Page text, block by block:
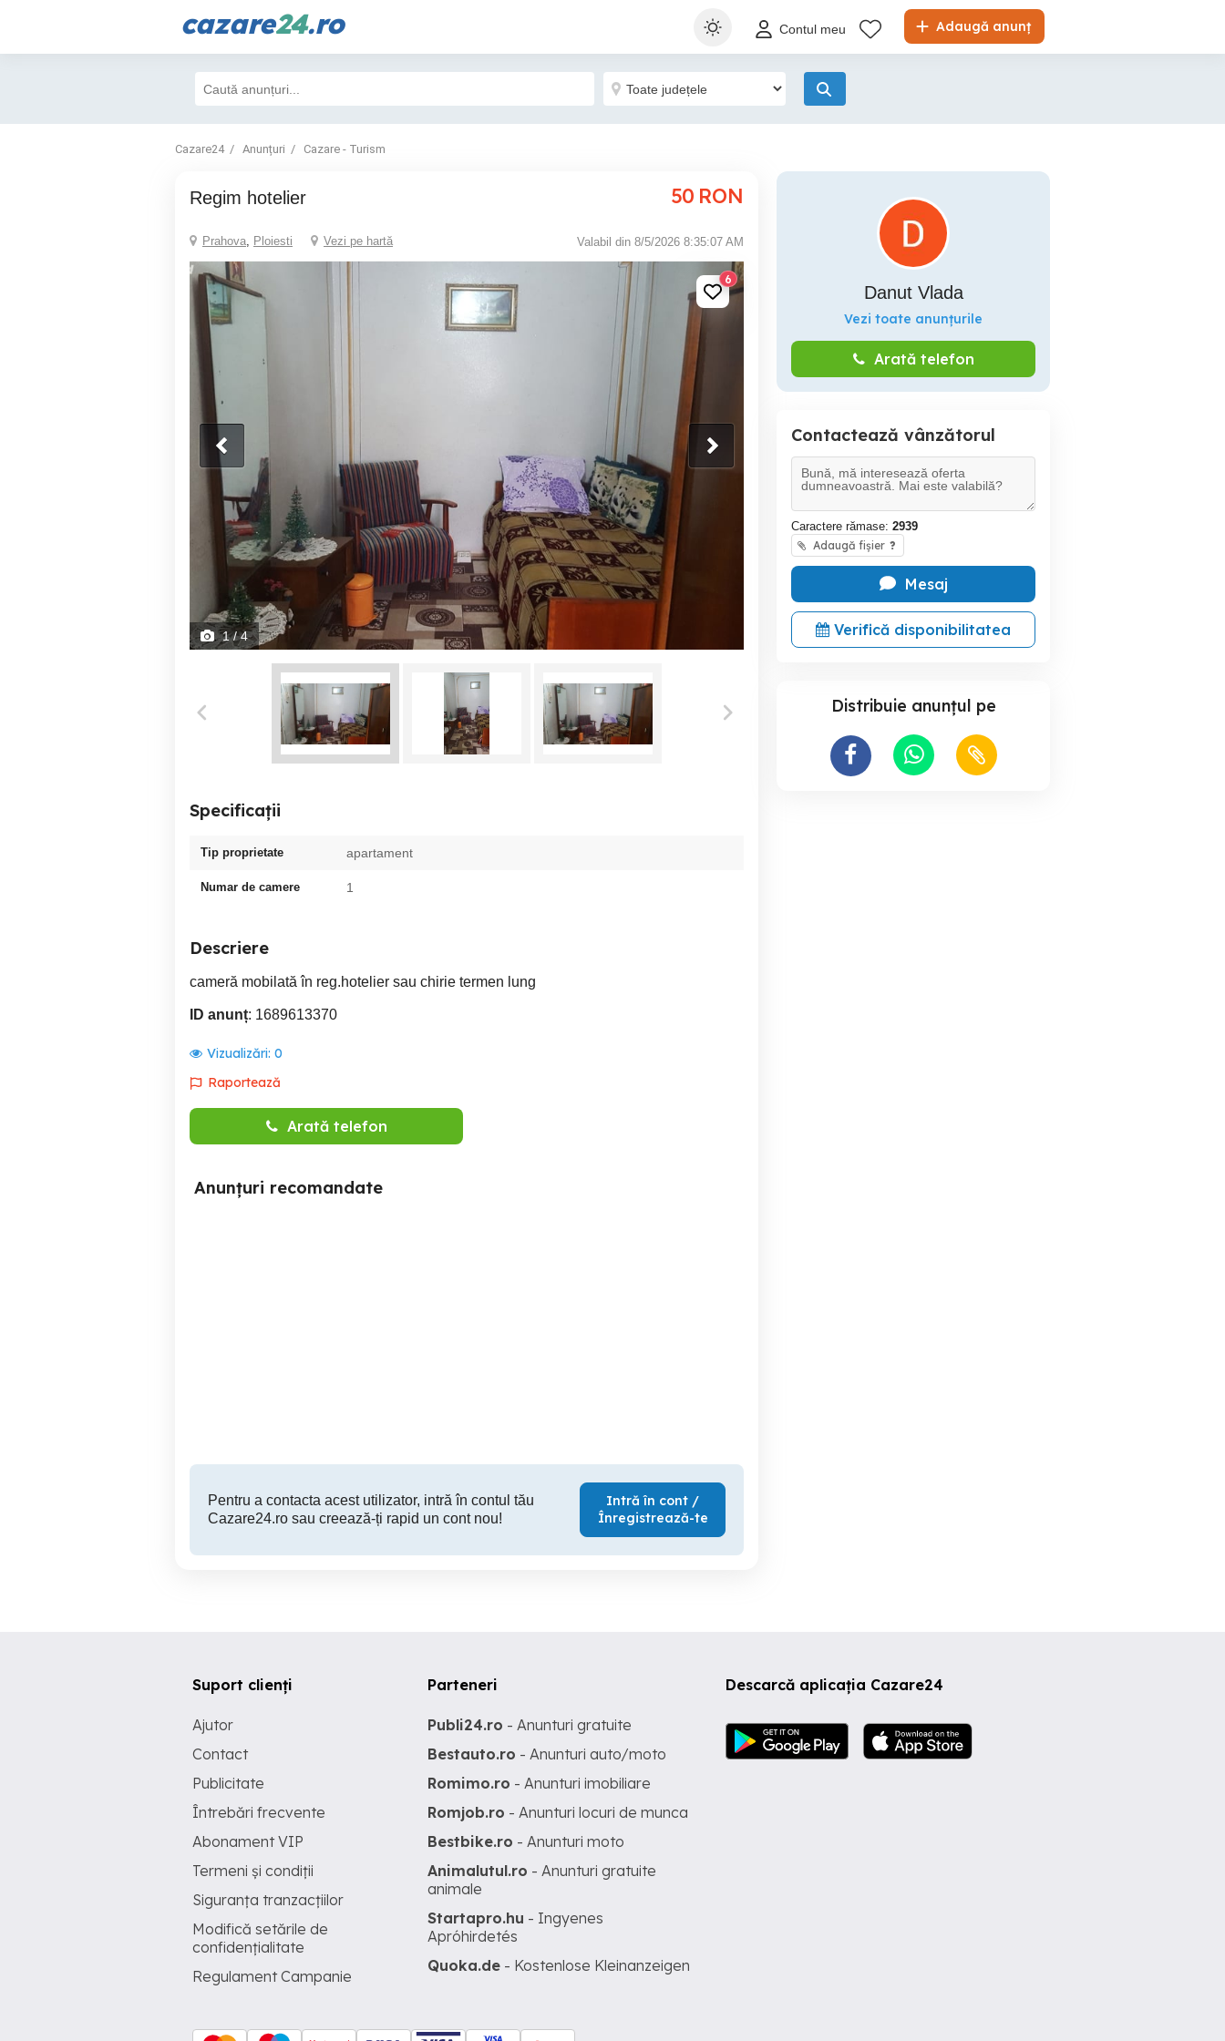
cazare24.ro Adaugă anunț
Contul meu
Cazare24 Anunțuri Cazare - Turism
Regim hotelier 50 RON
Prahova, Ploiesti Vezi pe hartă Valabil din 8/5/2026 8:35:07 AM
6
1/ 4
Specificații
Tip proprietate apartament
Numar de camere 1
Descriere
cameră mobilată în reg.hotelier sau chirie termen lung
ID anunț: 1689613370
Vizualizări: 0
Raportează
Arată telefon
Anunțuri recomandate
Pentru a contacta acest utilizator, intră în contul tău
Cazare24.ro sau creează-ți rapid un cont nou!
Intră în cont /
Înregistrează-te
Danut Vlada
Vezi toate anunțurile
Arată telefon
Contactează vânzătorul
Caractere rămase: 2939
Adaugă fișier ?
Mesaj
Verifică disponibilitatea
Distribuie anunțul pe
Descarcă aplicația Cazare24
Suport clienți
Ajutor
Contact
Publicitate
Întrebări frecvente
Abonament VIP
Termeni și condiții
Siguranța tranzacțiilor
Modifică setările de
confidențialitate
Regulament Campanie
Parteneri
Publi24.ro - Anunturi gratuite
Bestauto.ro - Anunturi auto/moto
Romimo.ro - Anunturi imobiliare
Romjob.ro - Anunturi locuri de munca
Bestbike.ro - Anunturi moto
Animalutul.ro - Anunturi gratuite
animale
Startapro.hu - Ingyenes
Apróhirdetés
Quoka.de - Kostenlose Kleinanzeigen